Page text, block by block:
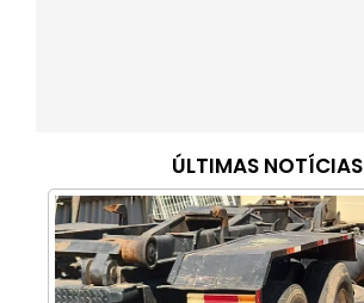
ÚLTIMAS NOTÍCIAS